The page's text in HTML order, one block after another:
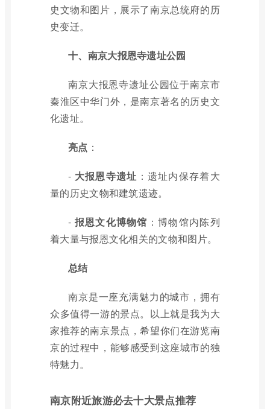
史文物和图片，展示了南京总统府的历
史变迁。
十、南京大报恩寺遗址公园
南京大报恩寺遗址公园位于南京市
秦淮区中华门外，是南京著名的历史文
化遗址。
亮点 ：
- 大报恩寺遗址 ：遗址内保存着大
量的历史文物和建筑遗迹。
- 报恩文化博物馆 ：博物馆内陈列
着大量与报恩文化相关的文物和图片。
总结
南京是一座充满魅力的城市，拥有
众多值得一游的景点。以上就是我为大
家推荐的南京景点，希望你们在游览南
京的过程中，能够感受到这座城市的独
特魅力。
南京附近旅游必去十大景点推荐